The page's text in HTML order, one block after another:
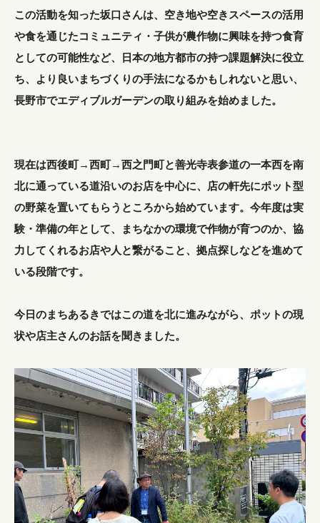
この活動を知った坂口さんは、空き地や空きスペースの活用
や食を通じたコミュニティ・子供が農作物に興味を持つ食育
としての可能性など、日本の地方都市の持つ課題解決に役立
ち、より良いまちづくりの手法になるかもしれないと思い、
長野市でエディブルガーデンの取り組みを始めました。
現在は西後町→西町→西之門町と善光寺表参道の一本西を南
北に通っている道沿いのお店を中心に、店の軒先にポット型
の野菜を置いてもらうところから始めています。今年度は実
験・準備の年として、まちなかの環境で作物が育つのか、協
力してくれるお店や人と繋がること、拠点探しなどを進めて
いる段階です。
今日のまちあるきではこの道を北に進みながら、ポットの現
状や店主さんのお話を聞きました。